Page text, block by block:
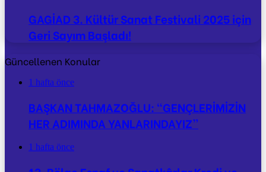
GAGİAD 3. Kültür Sanat Festivali 2025 için
Geri Sayım Başladı!
Güncellenen Konular
1 hafta önce
BAŞKAN TAHMAZOĞLU: “GENÇLERİMİZİN
HER ADIMINDA YANLARINDAYIZ”
1 hafta önce